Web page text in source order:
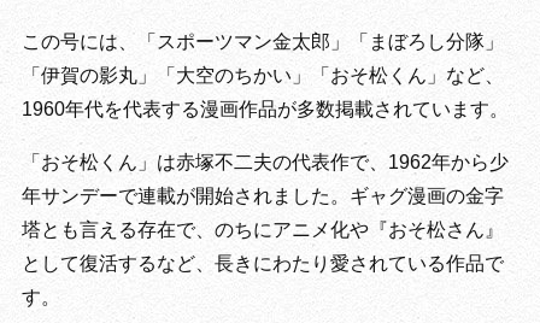
この号には、「スポーツマン金太郎」「まぼろし分隊」
「伊賀の影丸」「大空のちかい」「おそ松くん」など、
1960年代を代表する漫画作品が多数掲載されています。
「おそ松くん」は赤塚不二夫の代表作で、1962年から少
年サンデーで連載が開始されました。ギャグ漫画の金字
塔とも言える存在で、のちにアニメ化や『おそ松さん』
として復活するなど、長きにわたり愛されている作品で
す。